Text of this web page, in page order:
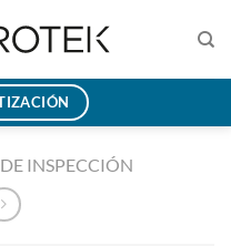
INSPECCIÓN